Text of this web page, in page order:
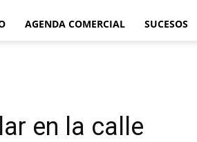
Valdeorrasdecerca
AGENDA COMERCIAL SUCESOS
en la calle